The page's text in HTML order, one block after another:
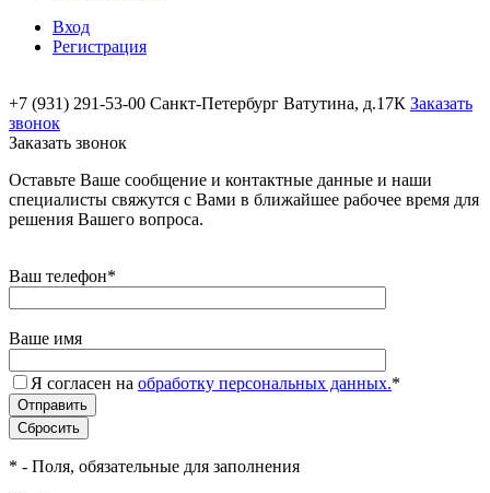
Вход
Регистрация
+7 (931) 291-53-00 Санкт-Петербург Ватутина, д.17К Заказать
звонок
Заказать звонок
Оставьте Ваше сообщение и контактные данные и наши
специалисты свяжутся с Вами в ближайшее рабочее время для
решения Вашего вопроса.
Ваш телефон*
Ваше имя
Я согласен на обработку персональных данных.*
* - Поля, обязательные для заполнения